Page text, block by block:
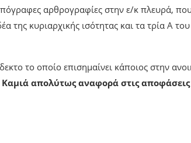
αρθρογραφίες στην ε/κ πλευρά,
κυριαρχικής ισότητας και τα τρία Α του
το οποίο επισημαίνει κάποιος στην
Καμιά απολύτως αναφορά στις